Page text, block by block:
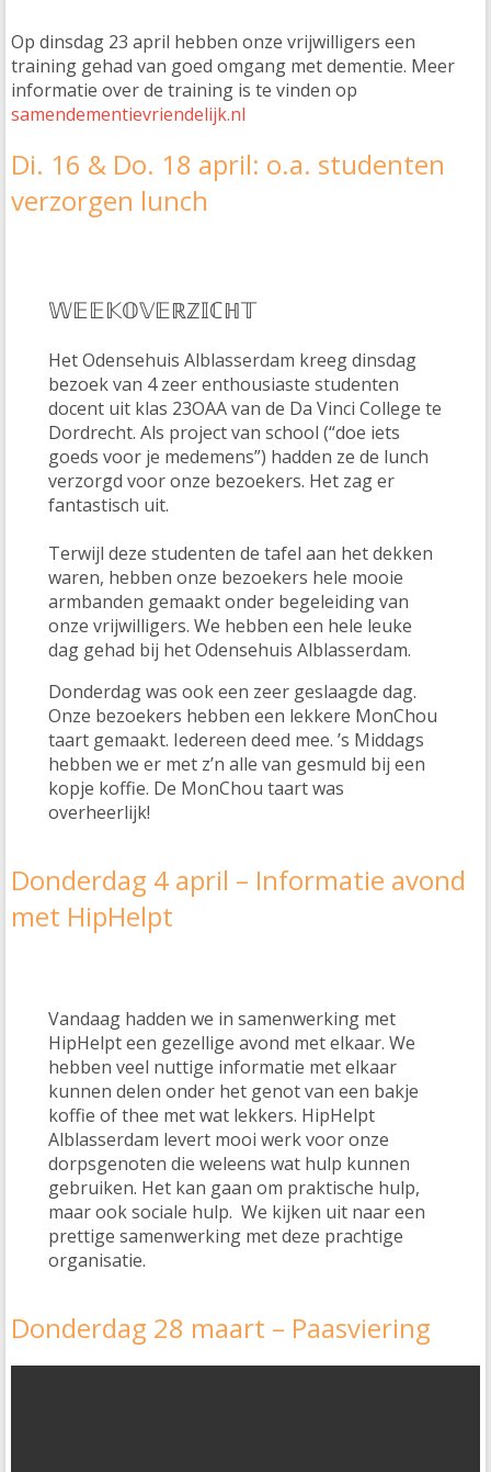
Op dinsdag 23 april hebben onze vrijwilligers een
training gehad van goed omgang met dementie. Meer
informatie over de training is te vinden op
samendementievriendelijk.nl
Di. 16 & Do. 18 april: o.a. studenten
verzorgen lunch
𝕎𝔼𝔼𝕂𝕆𝕍𝔼ℝℤ𝕀ℂℍ𝕋
Het Odensehuis Alblasserdam kreeg dinsdag
bezoek van 4 zeer enthousiaste studenten
docent uit klas 23OAA van de Da Vinci College te
Dordrecht. Als project van school (“doe iets
goeds voor je medemens”) hadden ze de lunch
verzorgd voor onze bezoekers. Het zag er
fantastisch uit.
Terwijl deze studenten de tafel aan het dekken
waren, hebben onze bezoekers hele mooie
armbanden gemaakt onder begeleiding van
onze vrijwilligers. We hebben een hele leuke
dag gehad bij het Odensehuis Alblasserdam.
Donderdag was ook een zeer geslaagde dag.
Onze bezoekers hebben een lekkere MonChou
taart gemaakt. Iedereen deed mee. ’s Middags
hebben we er met z’n alle van gesmuld bij een
kopje koffie. De MonChou taart was
overheerlijk!
Donderdag 4 april – Informatie avond
met HipHelpt
Vandaag hadden we in samenwerking met
HipHelpt een gezellige avond met elkaar. We
hebben veel nuttige informatie met elkaar
kunnen delen onder het genot van een bakje
koffie of thee met wat lekkers. HipHelpt
Alblasserdam levert mooi werk voor onze
dorpsgenoten die weleens wat hulp kunnen
gebruiken. Het kan gaan om praktische hulp,
maar ook sociale hulp. We kijken uit naar een
prettige samenwerking met deze prachtige
organisatie.
Donderdag 28 maart – Paasviering